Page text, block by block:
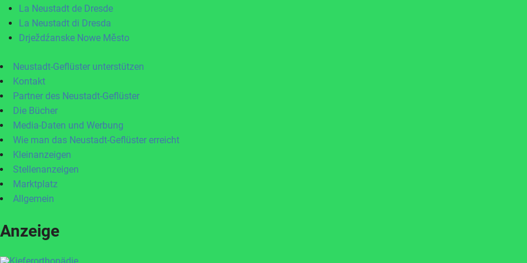
La Neustadt de Dresde
La Neustadt di Dresda
Drježdźanske Nowe Město
Neustadt-Geflüster unterstützen
Kontakt
Partner des Neustadt-Geflüster
Die Bücher
Media-Daten und Werbung
Wie man das Neustadt-Geflüster erreicht
Kleinanzeigen
Stellenanzeigen
Marktplatz
Allgemein
Anzeige